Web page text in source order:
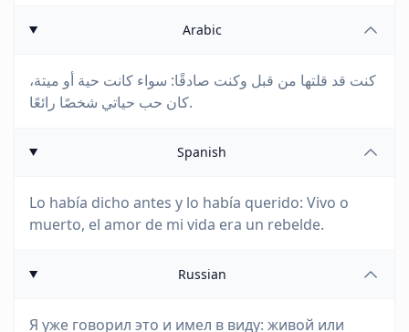
Arabic
كنت قد قلتها من قبل وكنت صادقًا: سواء كانت حية أو ميتة،
كان حب حياتي شخصًا رائعًا.
Spanish
Lo había dicho antes y lo había querido: Vivo o
muerto, el amor de mi vida era un rebelde.
Russian
Я уже говорил это и имел в виду: живой или